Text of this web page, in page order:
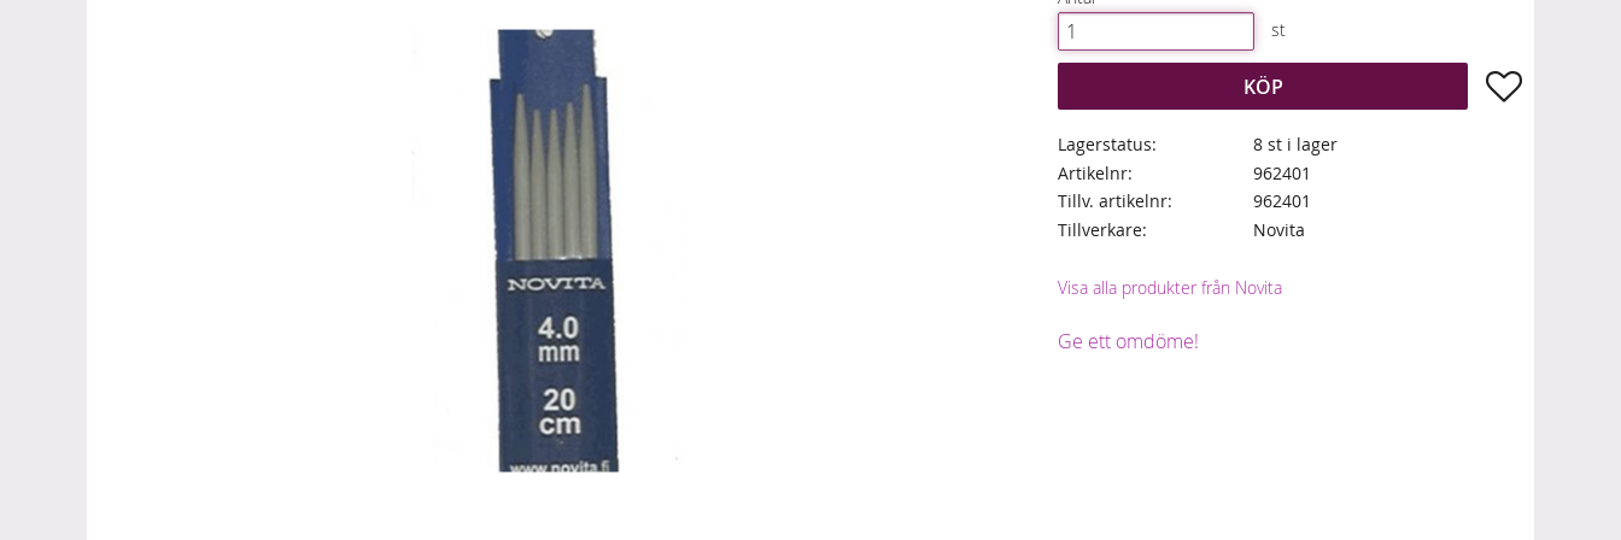
st
KÖP Lägg till i
Lagerstatus
8 st i lager
Artikelnr
962401
Tillv. artikelnr
962401
Tillverkare
Novita
Visa alla produkter från Novita
Ge ett omdöme!